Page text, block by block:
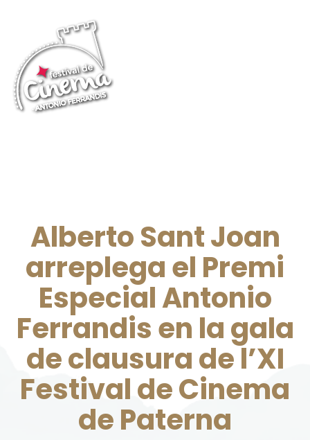
Alberto Sant Joan
arreplega el Premi
Especial Antonio
Ferrandis en la gala
de clausura de l’XI
Festival de Cinema
de Paterna